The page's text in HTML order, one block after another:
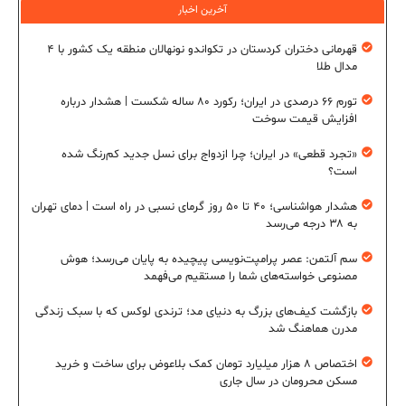
آخرین اخبار
قهرمانی دختران کردستان در تکواندو نونهالان منطقه یک کشور با ۴
مدال طلا
تورم ۶۶ درصدی در ایران؛ رکورد ۸۰ ساله شکست | هشدار درباره
افزایش قیمت سوخت
«تجرد قطعی» در ایران؛ چرا ازدواج برای نسل جدید کم‌رنگ شده
است؟
هشدار هواشناسی؛ ۴۰ تا ۵۰ روز گرمای نسبی در راه است | دمای تهران
به ۳۸ درجه می‌رسد
سم آلتمن: عصر پرامپت‌نویسی پیچیده به پایان می‌رسد؛ هوش
مصنوعی خواسته‌های شما را مستقیم می‌فهمد
بازگشت کیف‌های بزرگ به دنیای مد؛ ترندی لوکس که با سبک زندگی
مدرن هماهنگ شد
اختصاص ۸ هزار میلیارد تومان کمک بلاعوض برای ساخت و خرید
مسکن محرومان در سال جاری